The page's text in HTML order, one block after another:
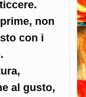
non
con i
al gusto,